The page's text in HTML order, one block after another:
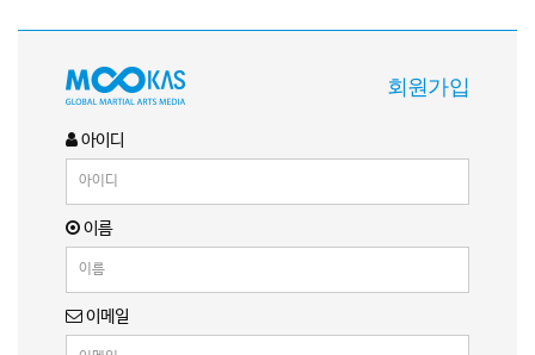
회원가입
아이디
이름
이메일